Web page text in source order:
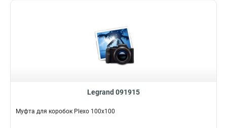
Legrand 091915
Муфта для коробок Plexo 100х100